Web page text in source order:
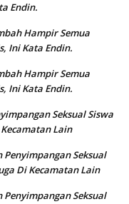
Endin.
Hampir Semua
Ini Kata Endin.
Hampir Semua
Ini Kata Endin.
Seksual Siswa
Lain
Seksual
Di Kecamatan Lain
Seksual